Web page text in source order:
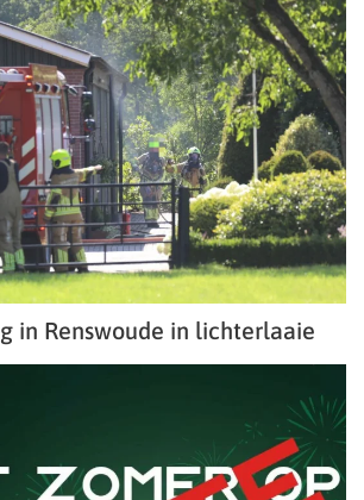
in Renswoude in lichterlaaie